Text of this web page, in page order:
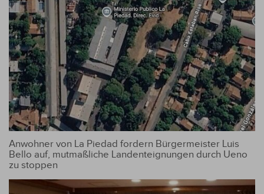
Anwohner von La Piedad fordern Bürgermeister Luis
Bello auf, mutmaßliche Landenteignungen durch Ueno
zu stoppen